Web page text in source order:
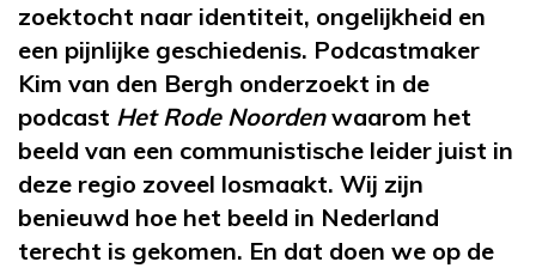
zoektocht naar identiteit, ongelijkheid en
een pijnlijke geschiedenis. Podcastmaker
Kim van den Bergh onderzoekt in de
podcast Het Rode Noordenwaarom het
beeld van een communistische leider juist in
deze regio zoveel losmaakt. Wij zijn
benieuwd hoe het beeld in Nederland
terecht is gekomen. En dat doen we op de